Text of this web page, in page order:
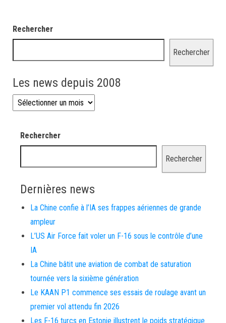
Rechercher
Rechercher
Les news depuis 2008
Les news depuis 2008
Rechercher
Rechercher
Dernières news
La Chine confie à l’IA ses frappes aériennes de grande
ampleur
L’US Air Force fait voler un F-16 sous le contrôle d’une
IA
La Chine bâtit une aviation de combat de saturation
tournée vers la sixième génération
Le KAAN P1 commence ses essais de roulage avant un
premier vol attendu fin 2026
Les F-16 turcs en Estonie illustrent le poids stratégique